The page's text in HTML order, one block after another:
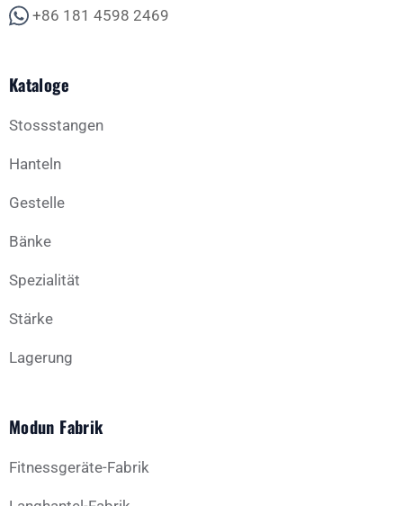
+86 181 4598 2469
Kataloge
Stossstangen
Hanteln
Gestelle
Bänke
Spezialität
Stärke
Lagerung
Modun Fabrik
Fitnessgeräte-Fabrik